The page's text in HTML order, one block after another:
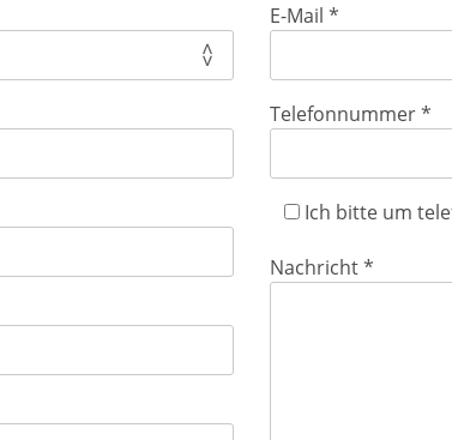
E-Mail (Pflichtfeld)
*
Telefonnummer*
Ich bitte um
Nachricht(Pflichtfeld)
*